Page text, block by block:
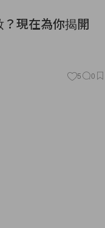
現在為你揭開
5 0